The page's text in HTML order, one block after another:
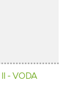
- VODA